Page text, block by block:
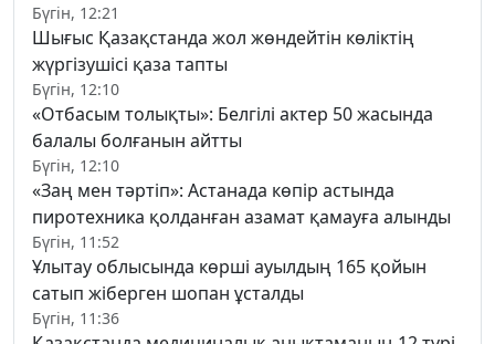
Бүгін, 12:21
Шығыс Қазақстанда жол жөндейтін көліктің
жүргізушісі қаза тапты
Бүгін, 12:10
«Отбасым толықты»: Белгілі актер 50 жасында
балалы болғанын айтты
Бүгін, 12:10
«Заң мен тәртіп»: Астанада көпір астында
пиротехника қолданған азамат қамауға алынды
Бүгін, 11:52
Ұлытау облысында көрші ауылдың 165 қойын
сатып жіберген шопан ұсталды
Бүгін, 11:36